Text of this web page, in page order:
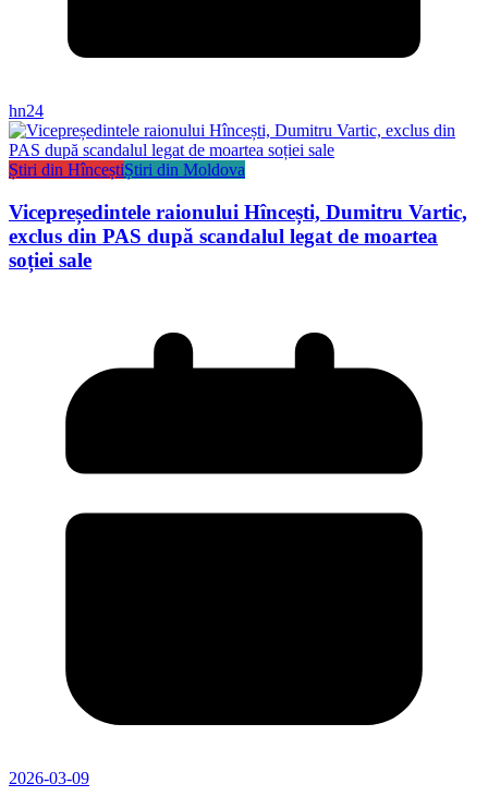
hn24
Știri din HînceștiȘtiri din Moldova
Vicepreședintele raionului Hîncești, Dumitru Vartic,
exclus din PAS după scandalul legat de moartea
soției sale
2026-03-09